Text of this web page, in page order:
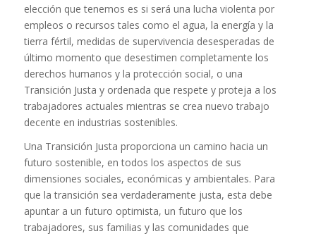
elección que tenemos es si será una lucha violenta por
empleos o recursos tales como el agua, la energía y la
tierra fértil, medidas de supervivencia desesperadas de
último momento que desestimen completamente los
derechos humanos y la protección social, o una
Transición Justa y ordenada que respete y proteja a los
trabajadores actuales mientras se crea nuevo trabajo
decente en industrias sostenibles.
Una Transición Justa proporciona un camino hacia un
futuro sostenible, en todos los aspectos de sus
dimensiones sociales, económicas y ambientales. Para
que la transición sea verdaderamente justa, esta debe
apuntar a un futuro optimista, un futuro que los
trabajadores, sus familias y las comunidades que